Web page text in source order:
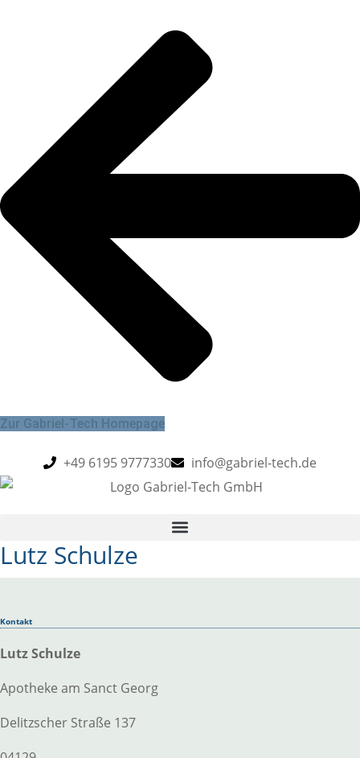
Zur Gabriel-Tech Homepage
+49 6195 9777330 info@gabriel-tech.de
Lutz Schulze
Kontakt
Lutz Schulze
Apotheke am Sanct Georg
Delitzscher Straße 137